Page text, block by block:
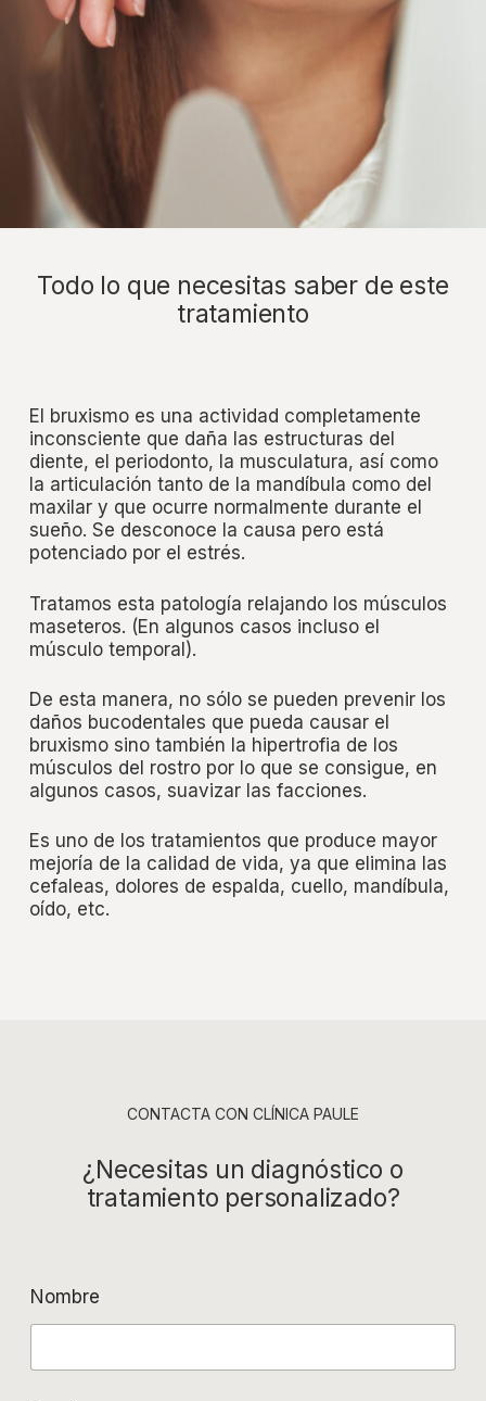
Todo lo que necesitas saber de este
tratamiento
El bruxismo es una actividad completamente
inconsciente que daña las estructuras del
diente, el periodonto, la musculatura, así como
la articulación tanto de la mandíbula como del
maxilar y que ocurre normalmente durante el
sueño. Se desconoce la causa pero está
potenciado por el estrés.
Tratamos esta patología relajando los músculos
maseteros. (En algunos casos incluso el
músculo temporal).
De esta manera, no sólo se pueden prevenir los
daños bucodentales que pueda causar el
bruxismo sino también la hipertrofia de los
músculos del rostro por lo que se consigue, en
algunos casos, suavizar las facciones.
Es uno de los tratamientos que produce mayor
mejoría de la calidad de vida, ya que elimina las
cefaleas, dolores de espalda, cuello, mandíbula,
oído, etc.
CONTACTA CON CLÍNICA PAULE
¿Necesitas un diagnóstico o
tratamiento personalizado?
Nombre